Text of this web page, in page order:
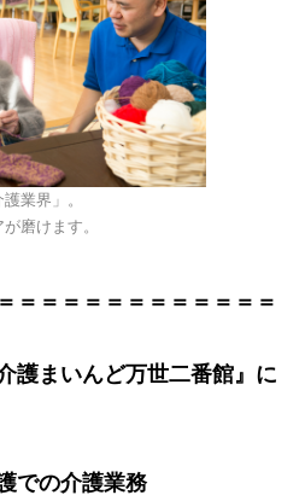
業界」。
磨けます。
＝＝＝＝＝＝＝＝＝＝＝＝
護まいんど万世二番館』に
での介護業務